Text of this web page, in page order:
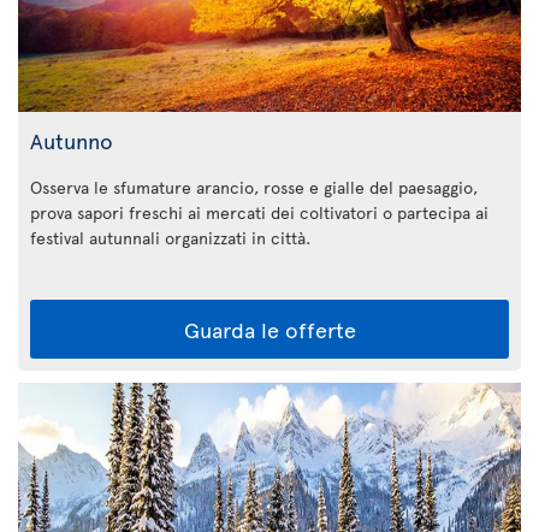
Autunno
Osserva le sfumature arancio, rosse e gialle del paesaggio,
prova sapori freschi ai mercati dei coltivatori o partecipa ai
festival autunnali organizzati in città.
Guarda le offerte